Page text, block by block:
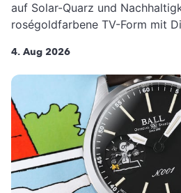
auf Solar-Quarz und
roségoldfarbene TV-Form mit
4. Aug 2026